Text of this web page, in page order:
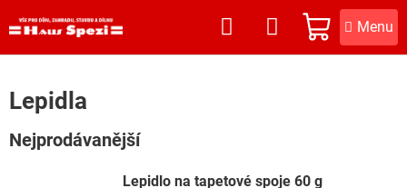
na
NÁKUPNÍ
KOŠÍK
Lepidla
Nejprodávanější
Lepidlo na tapetové spoje 60 g